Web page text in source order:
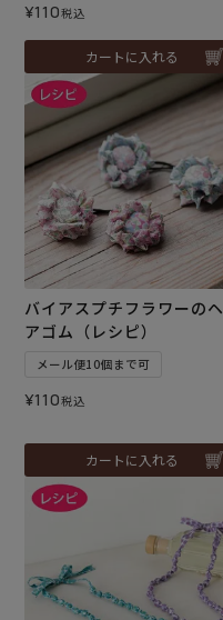
¥110税込
カートに入れる
バイアスプチフラワーのヘ
アゴム（レシピ）
メール便10個まで可
¥110税込
カートに入れる